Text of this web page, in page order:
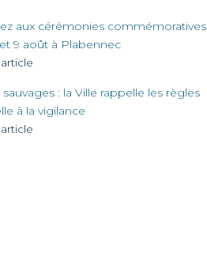
aux cérémonies commémoratives
9 août à Plabennec
: la Ville rappelle les règles
à la vigilance